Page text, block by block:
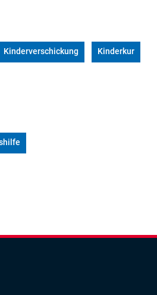
Kinderverschickung Kinderkur